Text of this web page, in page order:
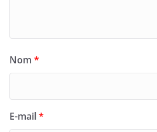
Nom *
E-mail*